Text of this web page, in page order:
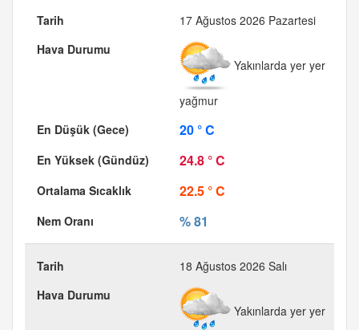
17 Ağustos 2026 Pazartesi
Yakınlarda yer yer
yağmur
20 ° C
24.8 ° C
22.5 ° C
% 81
18 Ağustos 2026 Salı
Yakınlarda yer yer